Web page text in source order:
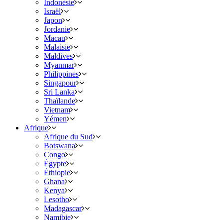
Indonésie
Israël
Japon
Jordanie
Macau
Malaisie
Maldives
Myanmar
Philippines
Singapour
Sri Lanka
Thaïlande
Vietnam
Yémen
Afrique
Afrique du Sud
Botswana
Congo
Égypte
Éthiopie
Ghana
Kenya
Lesotho
Madagascar
Namibie